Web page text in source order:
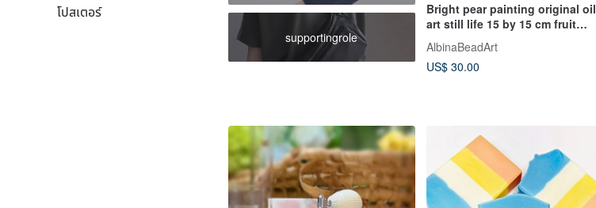
โปสเตอร์
supportingrole
Bright pear painting original oil
art still life 15 by 15 cm fruit
artwork
AlbinaBeadArt
US$ 30.00